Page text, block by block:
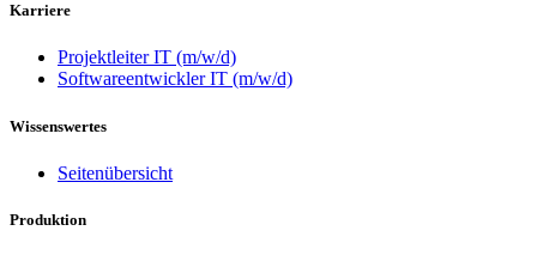
Karriere
Projektleiter IT (m/w/d)
Softwareentwickler IT (m/w/d)
Wissenswertes
Seitenübersicht
Produktion